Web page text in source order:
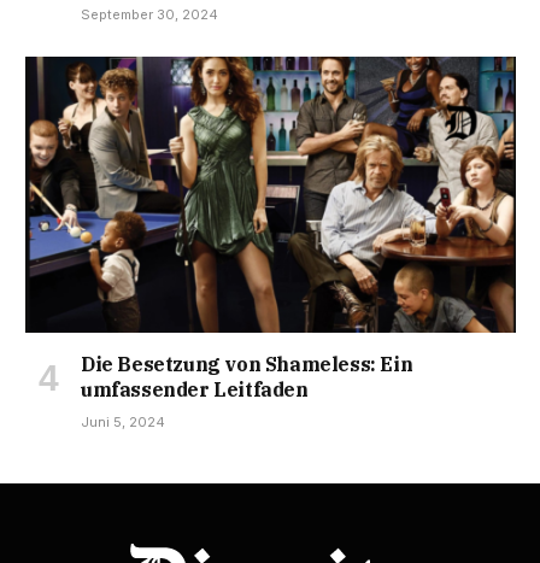
September 30, 2024
Die Besetzung von Shameless: Ein
umfassender Leitfaden
Juni 5, 2024